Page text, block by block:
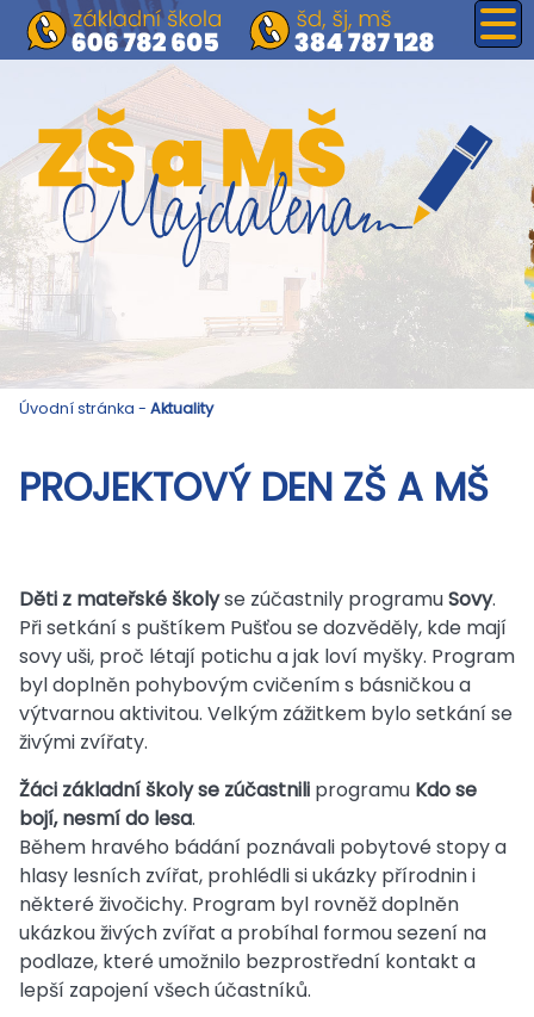
Úvodní stránka - Aktuality
PROJEKTOVÝ DEN ZŠ A MŠ
Děti z mateřské školyse zúčastnily programuSovy.
Při setkání s puštíkem Pušťou se dozvěděly, kde mají
sovy uši, proč létají potichu a jak loví myšky. Program
byl doplněn pohybovým cvičením s básničkou a
výtvarnou aktivitou. Velkým zážitkem bylo setkání se
živými zvířaty.
Žáci základní školy se zúčastnili programu Kdo se
bojí, nesmí do lesa.
Během hravého bádání poznávali pobytové stopy a
hlasy lesních zvířat, prohlédli si ukázky přírodnin i
některé živočichy. Program byl rovněž doplněn
ukázkou živých zvířat a probíhal formou sezení na
podlaze, které umožnilo bezprostřední kontakt a
lepší zapojení všech účastníků.